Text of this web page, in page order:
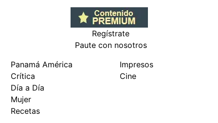
Regístrate
Paute con nosotros
Panamá América
Crítica
Día a Día
Mujer
Recetas
Impresos
Cine